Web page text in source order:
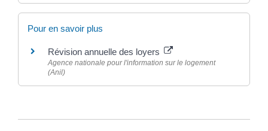
Pour en savoir plus
Révision annuelle des loyers
Agence nationale pour l'information sur le logement
(Anil)